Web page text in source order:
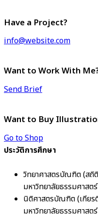
Have a Project?
info@website.com
Want to Work With
Send Brief
Want to Buy
Go to Shop
ประวัติการศึกษา
วิทยาศาสตรบัณฑิต (สถิ
มหาวิทยาลัยธรรมศาสตร์
นิติศาสตรบัณฑิต (เกีย
มหาวิทยาลัยธรรมศาสตร์